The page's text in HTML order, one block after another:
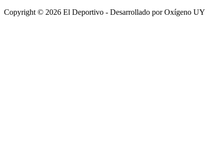
Copyright © 2026 El Deportivo - Desarrollado por Oxígeno UY